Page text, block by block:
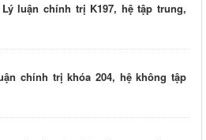
luận chính trị K197, hệ tập trung,
chính trị khóa 204, hệ không tập